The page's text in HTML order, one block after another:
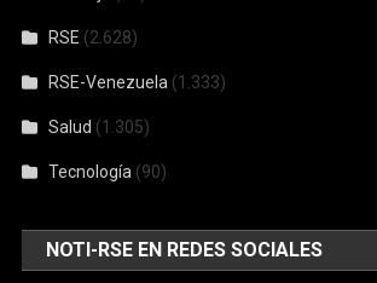
RSE (2.628)
RSE-Venezuela (1.333)
Salud (1.305)
Tecnología (90)
NOTI-RSE EN REDES SOCIALES